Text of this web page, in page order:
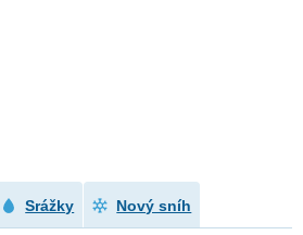
Srážky Nový sníh